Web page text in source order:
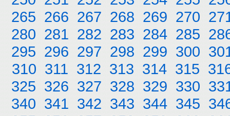
265 266 267 268 269 270
280 281 282 283 284 285
295 296 297 298 299 300
310 311 312 313 314 315
325 326 327 328 329 330
340 341 342 343 344 345